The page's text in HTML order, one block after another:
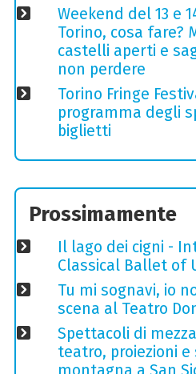
Weekend del 13 e
Torino, cosa fare?
castelli aperti e
non perdere
Torino Fringe
programma degli
biglietti
Prossimamente
Il lago dei cigni -
Classical Ballet of
Tu mi sognavi, io
scena al Teatro
Spettacoli di
teatro, proiezioni e